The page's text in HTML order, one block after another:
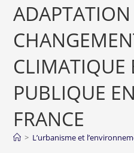
CLIMATIQUE
PUBLIQUE
FRANCE
> L’urbanisme et